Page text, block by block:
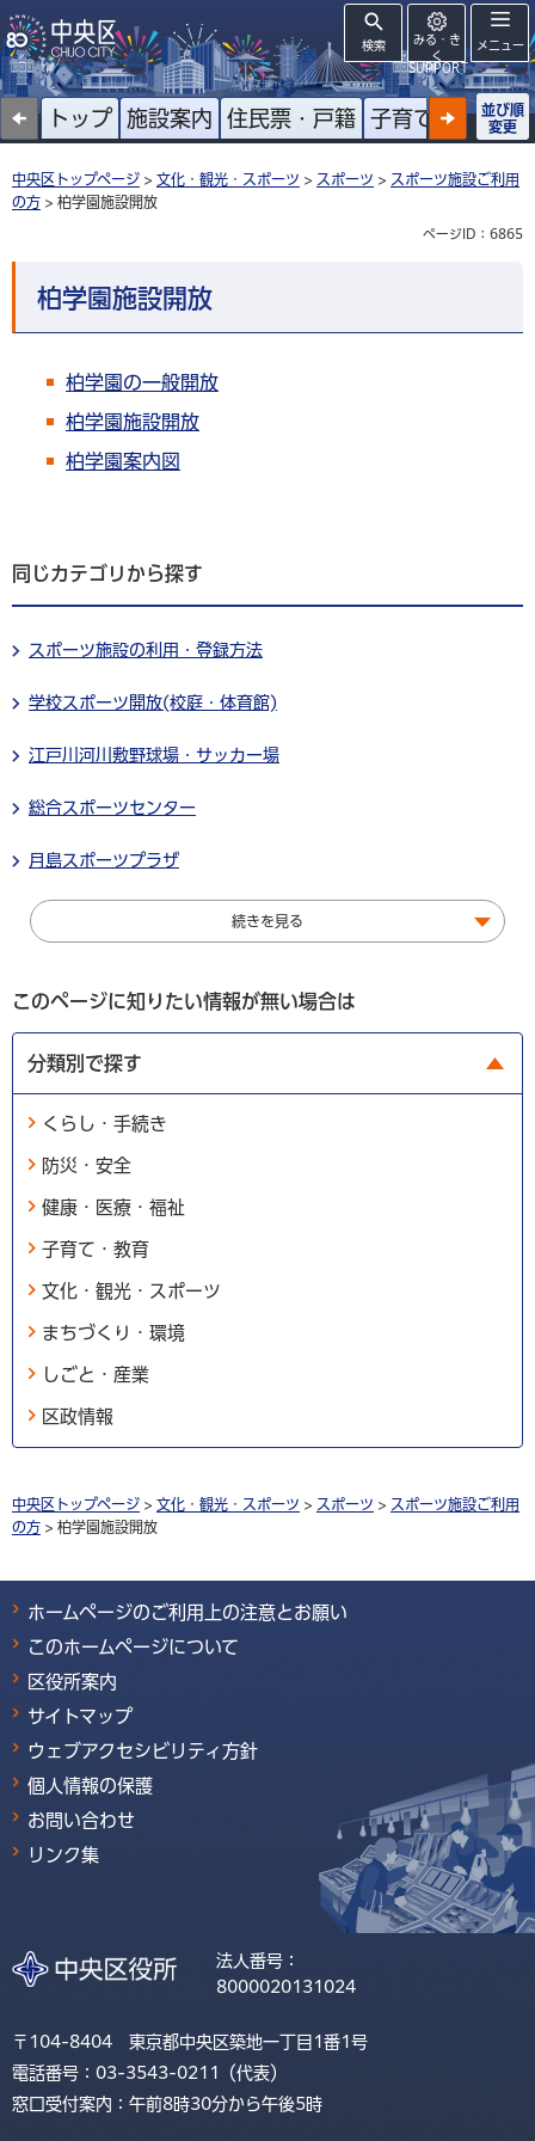
検索
みる・き
く
SUPPORT
メニュー
トップ 施設案内 住民票・戸籍 子育て 高齢者
並び順
変更
中央区トップページ > 文化・観光・スポーツ > スポーツ > スポーツ施設ご利用
の方 > 柏学園施設開放
ページID：6865
柏学園施設開放
柏学園の一般開放
柏学園施設開放
柏学園案内図
同じカテゴリから探す
スポーツ施設の利用・登録方法
学校スポーツ開放(校庭・体育館)
江戸川河川敷野球場・サッカー場
総合スポーツセンター
月島スポーツプラザ
続きを見る
このページに知りたい情報が無い場合は
分類別で探す
くらし・手続き
防災・安全
健康・医療・福祉
子育て・教育
文化・観光・スポーツ
まちづくり・環境
しごと・産業
区政情報
中央区トップページ > 文化・観光・スポーツ > スポーツ > スポーツ施設ご利用
の方 > 柏学園施設開放
ホームページのご利用上の注意とお願い
このホームページについて
区役所案内
サイトマップ
ウェブアクセシビリティ方針
個人情報の保護
お問い合わせ
リンク集
法人番号：
8000020131024
〒104-8404 東京都中央区築地一丁目1番1号
電話番号：03-3543-0211（代表）
窓口受付案内：午前8時30分から午後5時